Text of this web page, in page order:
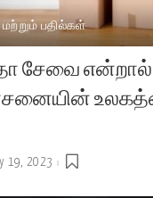
பதில்கள்
சேவை
19, 2023